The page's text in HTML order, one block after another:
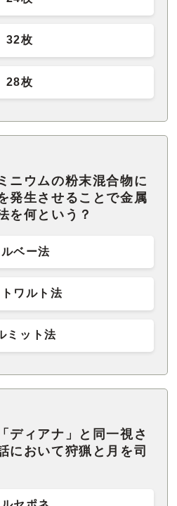
32枚
28枚
ニウムの粉末混合物に
発生させることで金属
を何という？
ルベー法
ワルト法
ミット法
ディアナ」と同一視さ
において狩猟と月を司